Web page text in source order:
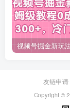
友链申请
Copyright ©